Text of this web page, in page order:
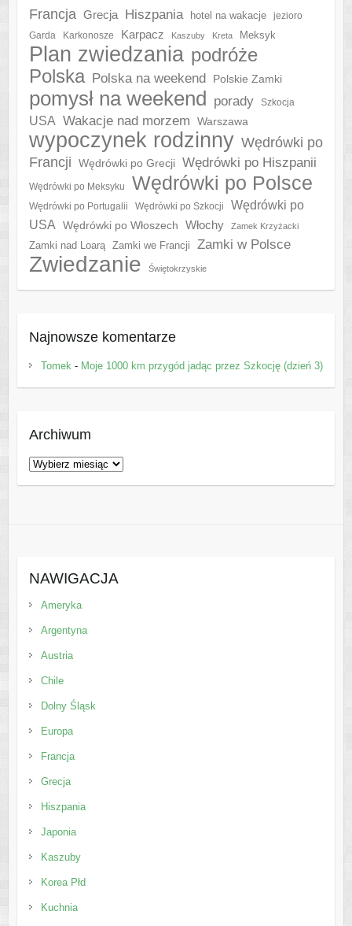
Francja Grecja Hiszpania hotel na wakacje jezioro
Garda Karkonosze Karpacz Kaszuby Kreta Meksyk
Plan zwiedzania podróże
Polska
Polska na weekend Polskie Zamki
pomysł na weekend porady Szkocja
USA Wakacje nad morzem Warszawa
wypoczynek rodzinny Wędrówki po
Francji
Wędrówki po Grecji Wędrówki po Hiszpanii
Wędrówki po Meksyku Wędrówki po Polsce
Wędrówki po Portugalii Wędrówki po Szkocji
Wędrówki po
USA
Wędrówki po Włoszech Włochy Zamek Krzyżacki
Zamki nad Loarą Zamki we Francji Zamki w Polsce
Zwiedzanie Świętokrzyskie
Najnowsze komentarze
Tomek- Moje 1000 km przygód jadąc przez Szkocję (dzień 3)
Archiwum
Archiwum
NAWIGACJA
Ameryka
Argentyna
Austria
Chile
Dolny Śląsk
Europa
Francja
Grecja
Hiszpania
Japonia
Kaszuby
Korea Płd
Kuchnia